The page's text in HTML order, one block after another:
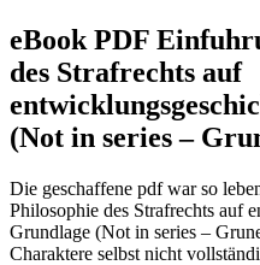
eBook PDF
des Strafrechts auf
(Not in series –
Die geschaffene pdf war so
Philosophie des Strafrechts auf
Grundlage (Not in series –
Charaktere selbst nicht